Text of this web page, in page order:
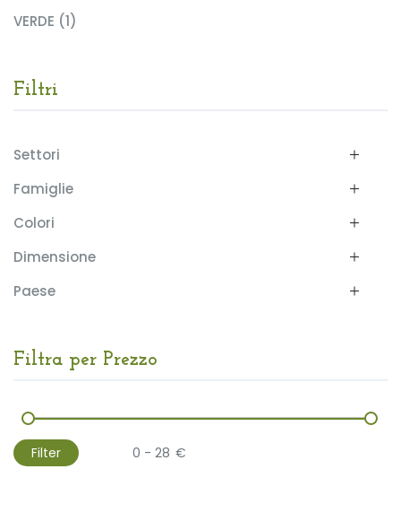
VERDE (1)
Filtri
Settori
Famiglie
Colori
Dimensione
Paese
Filtra per Prezzo
Filter €